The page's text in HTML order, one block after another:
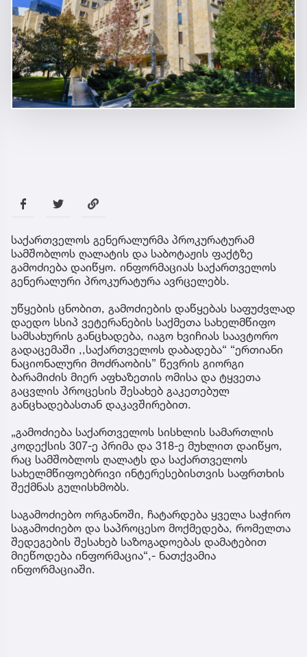
საქართველოს გენერალურმა პროკურატურამ
სამშობლოს ღალატის და საბოტაჟის ფაქტზე
გამოძიება დაიწყო. ინფორმაციას საქართველოს
გენერალური პროკურატურა ავრცელებს.
უწყების ცნობით, გამოძიების დაწყებას საფუძვლად
დაედო სსიპ ვეტერანების საქმეთა სახელმწიფო
სამსახურის განცხადება, იაგო ხვიჩიას საავტორო
გადაცემაში ,,საქართველოს დაბადება“ “ერთიანი
ნაციონალური მოძრაობის” წევრის გიორგი
ბარამიძის მიერ აფხაზეთის ომისა და ტყვეთა
გაცვლის პროცესის შესახებ გაკეთებულ
განცხადებასთან დაკავშირებით.
„გამოძიება საქართველოს სისხლის სამართლის
კოდექსის 307-ე პრიმა და 318-ე მუხლით დაიწყო,
რაც სამშობლოს ღალატს და საქართველოს
სახელმწიფოებრივი ინტერესებისთვის საფრთხის
შექმნას გულისხმობს.
საგამოძიებო ორგანოში, ჩატარდება ყველა საჭირო
საგამოძიებო და საპროცესო მოქმედება, რომელთა
შედეგების შესახებ საზოგადოებას დამატებით
მიეწოდება ინფორმაცია“,- ნათქვამია
ინფორმაციაში.